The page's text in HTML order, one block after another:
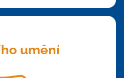
umění